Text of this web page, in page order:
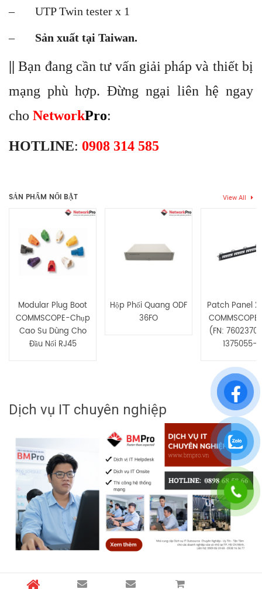
– UTP Twin tester x 1
– Sản xuất tại Taiwan.
|| Bạn đang cần tư vấn giải pháp và thiết bị
mạng phù hợp. Đừng ngại liên hệ ngay
cho NetworkPro:
HOTLINE: 0908 314 585
Hãy là người đầu tiên nhận xét “Bộ dụng cụ thi công cáp mạng
Dintek (6106-01003)”
bđăng nhập
SẢN PHẨM NỔI BẬT View All
Modular Plug Boot
COMMSCOPE-Chụp
Cao Su Dùng Cho
Đầu Nối RJ45
Hộp Phối Quang ODF
36FO
Patch Panel
COMMSCOPE
(FN:
1375055-
Dịch vụ IT chuyên nghiệp